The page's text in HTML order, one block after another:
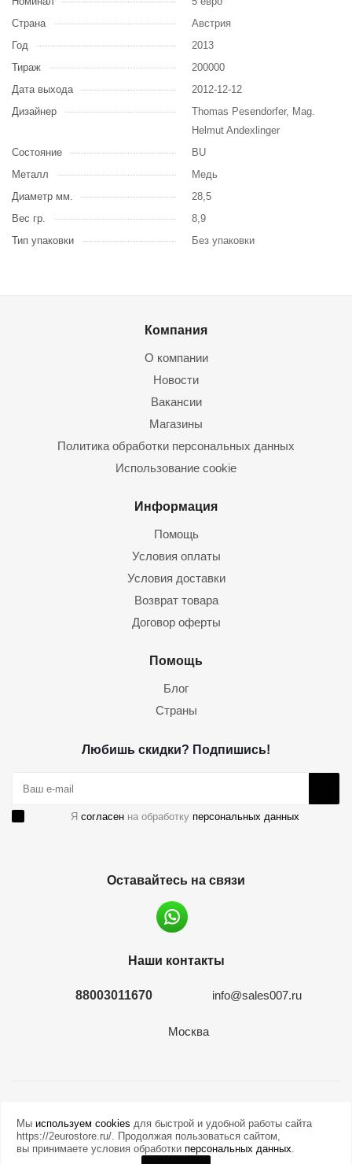
Страна
Австрия
Год
2013
Тираж
200000
Дата выхода
2012-12-12
Дизайнер
Thomas Pesendorfer, Mag.
Helmut Andexlinger
Состояние
BU
Металл
Медь
Диаметр мм.
28,5
Вес гр.
8,9
Тип упаковки
Без упаковки
Компания
О компании
Новости
Вакансии
Магазины
Политика обработки персональных данных
Использование cookie
Информация
Помощь
Условия оплаты
Условия доставки
Возврат товара
Договор оферты
Помощь
Блог
Страны
Любишь скидки? Подпишись!
Я согласен на обработку персональных данных
Оставайтесь на связи
Наши контакты
88003011670 info@sales007.ru
Москва
Мы используем cookies для быстрой и удобной работы сайта
https://2eurostore.ru/. Продолжая пользоваться сайтом,
вы принимаете условия обработки персональных данных.